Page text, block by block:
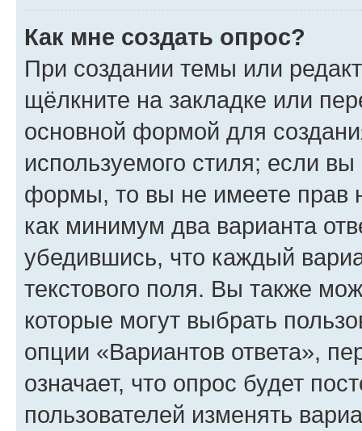
Как мне создать опрос?
При создании темы или
щёлкните на закладке или
основной формой для
используемого стиля; если
формы, то вы не имеете прав
как минимум два варианта
убедившись, что каждый
текстового поля. Вы также
которые могут выбрать
опции «Вариантов ответа»,
означает, что опрос будет
пользователей изменять